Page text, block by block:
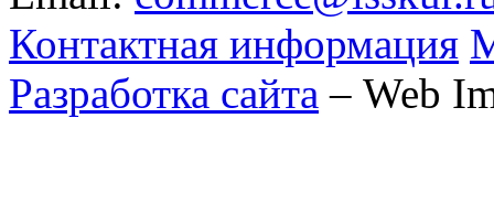
Контактная информация
Разработка сайта – Web